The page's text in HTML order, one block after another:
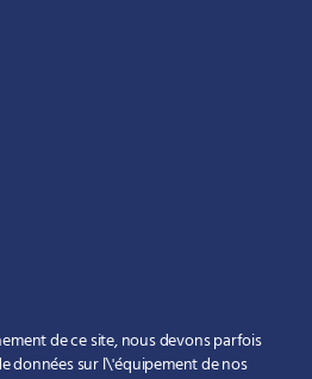
Tours
de ce site, nous devons parfois
données sur l\'équipement de nos